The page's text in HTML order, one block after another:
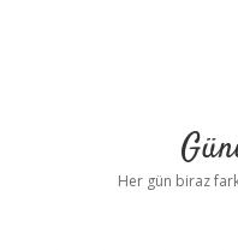
Her gün biraz